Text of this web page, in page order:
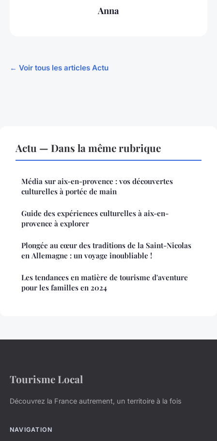
Anna
← Voir tous les articles Actu
Actu — Dans la même rubrique
Média sur aix-en-provence : vos découvertes
culturelles à portée de main
Guide des expériences culturelles à aix-en-
provence à explorer
Plongée au cœur des traditions de la Saint-Nicolas
en Allemagne : un voyage inoubliable !
Les tendances en matière de tourisme d'aventure
pour les familles en 2024
Tourisme Local
Découvrez la France autrement, un territoire à la fois
NAVIGATION